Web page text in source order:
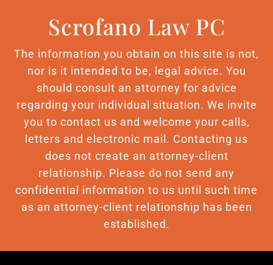
Scrofano Law PC
The information you obtain on this site is not,
nor is it intended to be, legal advice. You
should consult an attorney for advice
regarding your individual situation. We invite
you to contact us and welcome your calls,
letters and electronic mail. Contacting us
does not create an attorney-client
relationship. Please do not send any
confidential information to us until such time
as an attorney-client relationship has been
established.